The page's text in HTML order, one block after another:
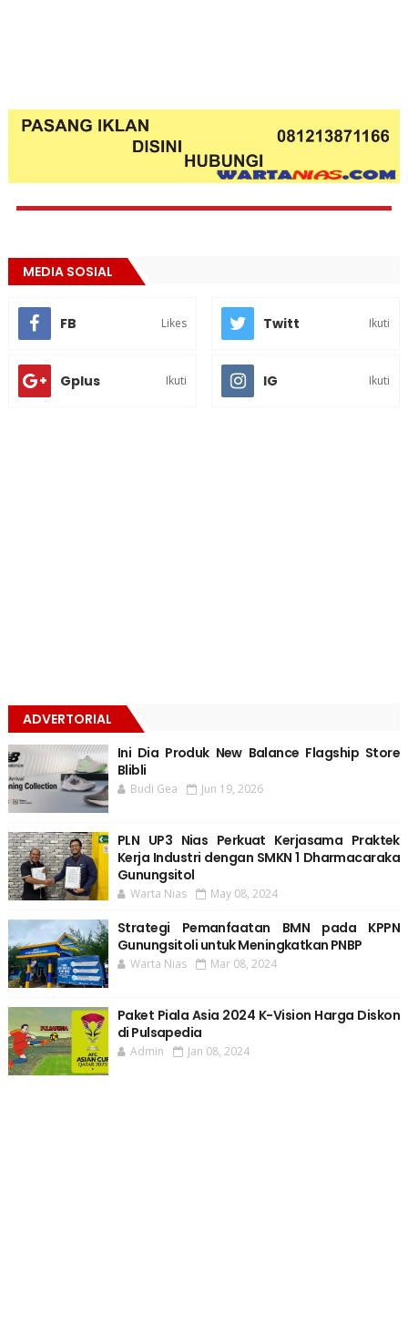
MEDIA SOSIAL
FB Likes Twitt Ikuti
Gplus Ikuti IG Ikuti
ADVERTORIAL
Ini Dia Produk New Balance Flagship Store
Blibli
Budi Gea Jun 19, 2026
PLN UP3 Nias Perkuat Kerjasama Praktek
Kerja Industri dengan SMKN 1 Dharmacaraka
Gunungsitol
Warta Nias May 08, 2024
Strategi Pemanfaatan BMN pada KPPN
Gunungsitoli untuk Meningkatkan PNBP
Warta Nias Mar 08, 2024
Paket Piala Asia 2024 K-Vision Harga Diskon
di Pulsapedia
Admin Jan 08, 2024